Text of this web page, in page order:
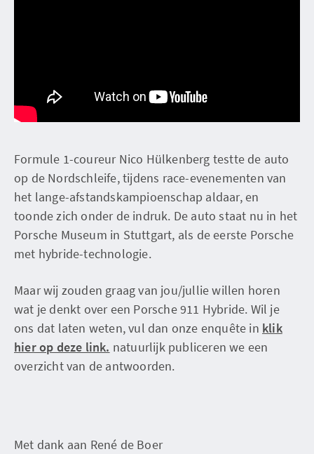
Formule 1-coureur Nico Hülkenberg testte de auto
op de Nordschleife, tijdens race-evenementen van
het lange-afstandskampioenschap aldaar, en
toonde zich onder de indruk. De auto staat nu in het
Porsche Museum in Stuttgart, als de eerste Porsche
met hybride-technologie.
Maar wij zouden graag van jou/jullie willen horen
wat je denkt over een Porsche 911 Hybride. Wil je
ons dat laten weten, vul dan onze enquête in klik
hier op deze link. natuurlijk publiceren we een
overzicht van de antwoorden.
Met dank aan René de Boer